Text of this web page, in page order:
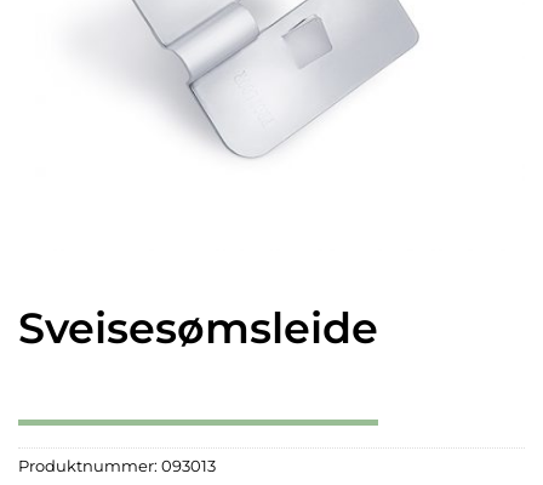
Sveisesømsleide
Produktnummer: 093013